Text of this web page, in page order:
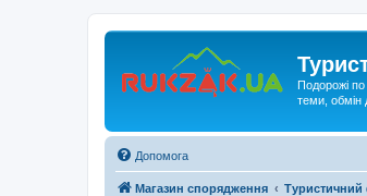
Подорожі по
теми, обмін
Допомога
Магазин спорядження